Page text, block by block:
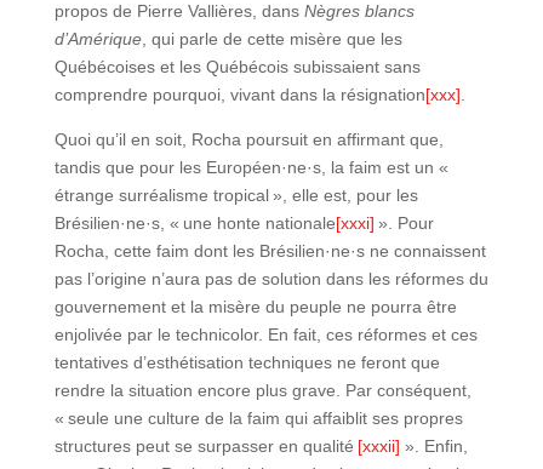
propos de Pierre Vallières, dans Nègres blancs
d’Amérique, qui parle de cette misère que les
Québécoises et les Québécois subissaient sans
comprendre pourquoi, vivant dans la résignation[xxx].
Quoi qu’il en soit, Rocha poursuit en affirmant que,
tandis que pour les Européen·ne·s, la faim est un «
étrange surréalisme tropical », elle est, pour les
Brésilien·ne·s, « une honte nationale[xxxi] ». Pour
Rocha, cette faim dont les Brésilien·ne·s ne connaissent
pas l’origine n’aura pas de solution dans les réformes du
gouvernement et la misère du peuple ne pourra être
enjolivée par le technicolor. En fait, ces réformes et ces
tentatives d’esthétisation techniques ne feront que
rendre la situation encore plus grave. Par conséquent,
« seule une culture de la faim qui affaiblit ses propres
structures peut se surpasser en qualité [xxxii] ». Enfin,